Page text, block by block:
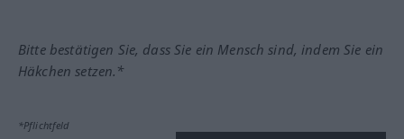
Bitte bestätigen Sie, dass Sie ein Mensch sind, indem Sie ein
Häkchen setzen.*
*Pflichtfeld